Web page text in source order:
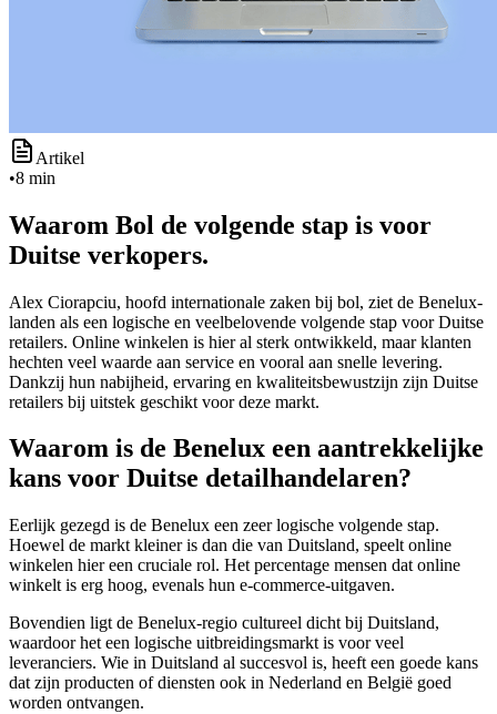
Artikel
•8 min
Waarom Bol de volgende stap is voor
Duitse verkopers.
Alex Ciorapciu, hoofd internationale zaken bij bol, ziet de Benelux-
landen als een logische en veelbelovende volgende stap voor Duitse
retailers. Online winkelen is hier al sterk ontwikkeld, maar klanten
hechten veel waarde aan service en vooral aan snelle levering.
Dankzij hun nabijheid, ervaring en kwaliteitsbewustzijn zijn Duitse
retailers bij uitstek geschikt voor deze markt.
Waarom is de Benelux een aantrekkelijke
kans voor Duitse detailhandelaren?
Eerlijk gezegd is de Benelux een zeer logische volgende stap.
Hoewel de markt kleiner is dan die van Duitsland, speelt online
winkelen hier een cruciale rol. Het percentage mensen dat online
winkelt is erg hoog, evenals hun e-commerce-uitgaven.
Bovendien ligt de Benelux-regio cultureel dicht bij Duitsland,
waardoor het een logische uitbreidingsmarkt is voor veel
leveranciers. Wie in Duitsland al succesvol is, heeft een goede kans
dat zijn producten of diensten ook in Nederland en België goed
worden ontvangen.